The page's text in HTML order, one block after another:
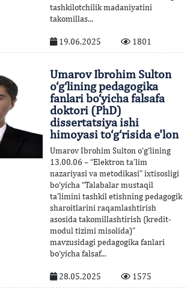
tashkilotchilik madaniyatini
takomillas...
19.06.2025 1801
Umarov Ibrohim Sulton
o‘g‘lining pedagogika
fanlari bo‘yicha falsafa
doktori (PhD)
dissertatsiya ishi
himoyasi to‘g‘risida e'lon
Umarov Ibrohim Sulton o‘g‘lining
13.00.06 – “Elektron ta’lim
nazariyasi va metodikasi” ixtisosligi
bo‘yicha “Talabalar mustaqil
ta’limini tashkil etishning pedagogik
sharoitlarini raqamlashtirish
asosida takomillashtirish (kredit-
modul tizimi misolida)”
mavzusidagi pedagogika fanlari
bo‘yicha falsaf...
28.05.2025 1575